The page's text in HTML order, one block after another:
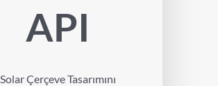
API
Solar Çerçeve Tasarımını